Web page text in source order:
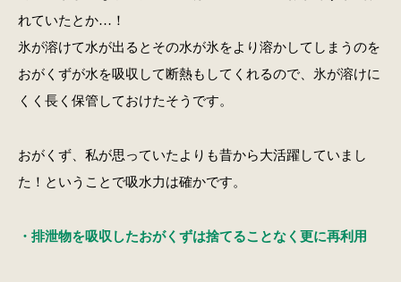
れていたとか…！
氷が溶けて水が出るとその水が氷をより溶かしてしまうのを
おがくずが水を吸収して断熱もしてくれるので、氷が溶けに
くく長く保管しておけたそうです。
おがくず、私が思っていたよりも昔から大活躍していまし
た！ということで吸水力は確かです。
・排泄物を吸収したおがくずは捨てることなく更に再利用